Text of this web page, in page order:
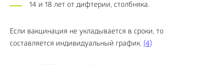
14 и 18 лет от дифтерии, столбняка.
Если вакцинация не укладывается в сроки, то
составляется индивидуальный график. (4)